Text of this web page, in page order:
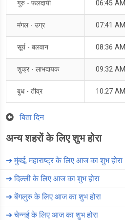
गुरु - फलदायी 06:45 AM
मंगल - उग्र 07:41 AM
सूर्य - बलवान 08:36 AM
शुक्र - लाभदायक 09:32 AM
बुध - तीव्र 10:27 AM
बिता दिन
अन्य शहरों के लिए शुभ होरा
➔मुंबई, महाराष्ट्र के लिए आज का शुभ होरा
➔दिल्ली के लिए आज का शुभ होरा
➔बेंगलुरु के लिए आज का शुभ होरा
➔चेन्नई के लिए आज का शुभ होरा